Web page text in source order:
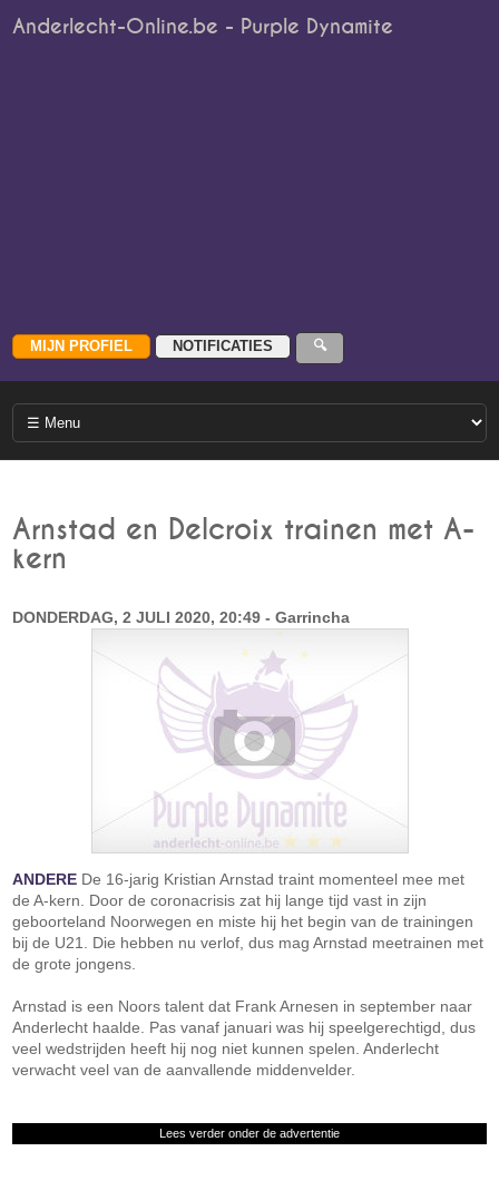
Anderlecht-Online.be - Purple Dynamite
Arnstad en Delcroix trainen met A-
kern
DONDERDAG, 2 JULI 2020, 20:49 - Garrincha
ANDERE De 16-jarig Kristian Arnstad traint momenteel mee met
de A-kern. Door de coronacrisis zat hij lange tijd vast in zijn
geboorteland Noorwegen en miste hij het begin van de trainingen
bij de U21. Die hebben nu verlof, dus mag Arnstad meetrainen met
de grote jongens.
Arnstad is een Noors talent dat Frank Arnesen in september naar
Anderlecht haalde. Pas vanaf januari was hij speelgerechtigd, dus
veel wedstrijden heeft hij nog niet kunnen spelen. Anderlecht
verwacht veel van de aanvallende middenvelder.
Lees verder onder de advertentie